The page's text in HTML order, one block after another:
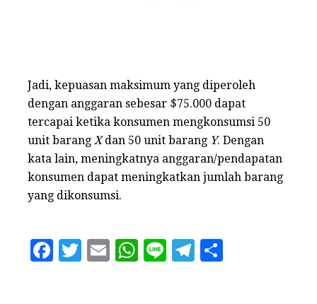
Jadi, kepuasan maksimum yang diperoleh
dengan anggaran sebesar $75.000 dapat
tercapai ketika konsumen mengkonsumsi 50
unit barang Xdan 50 unit barang Y. Dengan
kata lain, meningkatnya anggaran/pendapatan
konsumen dapat meningkatkan jumlah barang
yang dikonsumsi.
F
T
E
W Li
T